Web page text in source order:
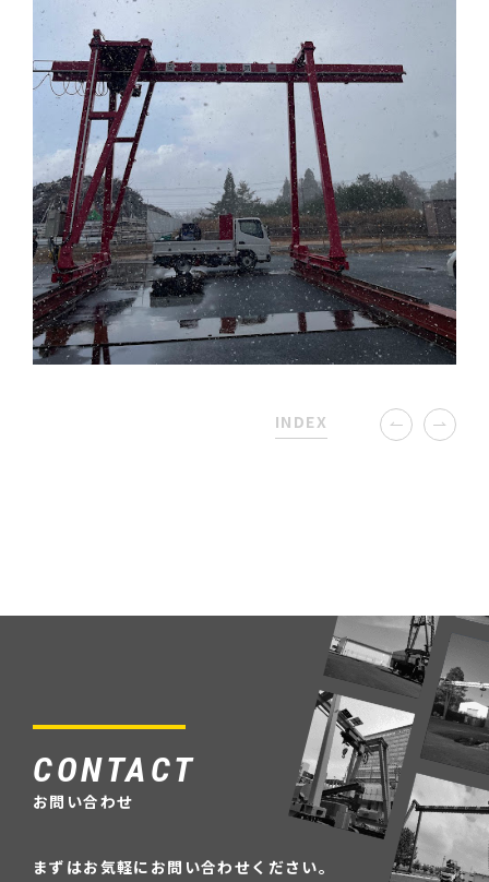
INDEX
CONTACT
お問い合わせ
まずはお気軽にお問い合わせください。